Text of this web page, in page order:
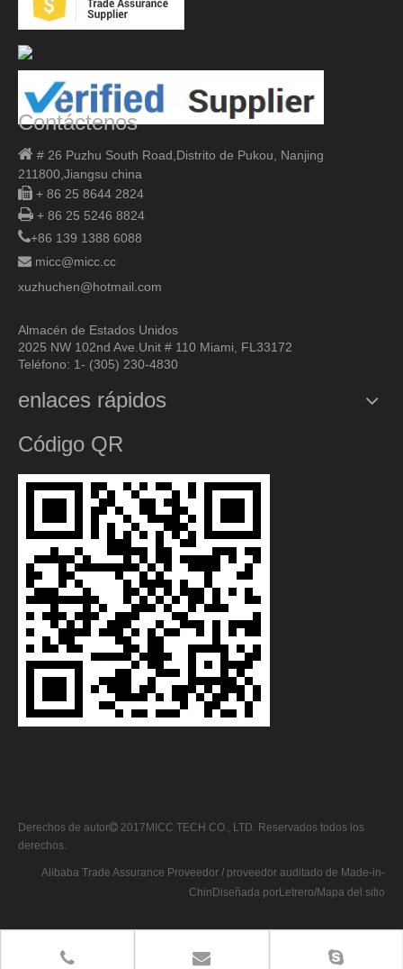
Contáctenos
 # 26 Puzhu South Road, Distrito de Pukou, Nanjing
211800, Jiangsu china
 + 86 25 8644 2824
 + 86 25 5246 8824
+86 139 1388 6088
 micc@micc.cc
xuzhuchen@hotmail.com
Almacén de Estados Unidos
2025 NW 102nd Ave.Unit # 110 Miami, FL33172
Teléfono: 1- (305) 230-4830
enlaces rápidos
Código QR
Derechos de autor 2017 MICC TECH CO., LTD. Reservados todos los
derechos.
Alibaba Trade Assurance Proveedor / proveedor auditado de Made-in-
Chin Diseñada porLetrero/Mapa del sitio